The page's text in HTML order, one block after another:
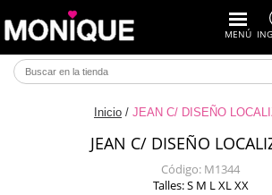
MENÚ
Inicio / JEAN C/ DISEÑO
JEAN C/ DISEÑO
Código: M1344
Talles: S M L XL XX